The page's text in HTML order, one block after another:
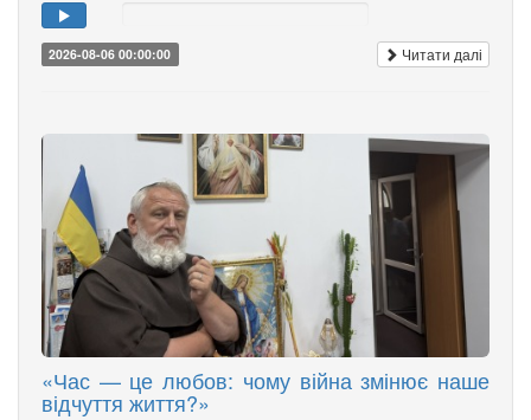
2026-08-06 00:00:00 Читати далі
«Час — це любов: чому війна змінює наше
відчуття життя?»